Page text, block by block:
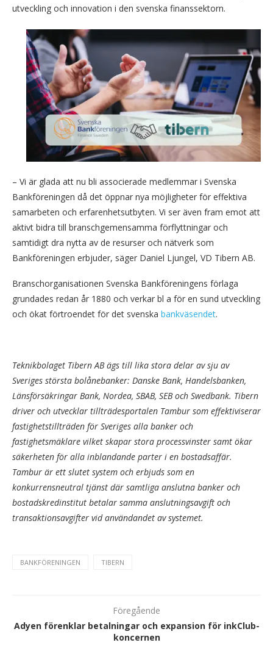
utveckling och innovation i den svenska finanssektorn.
– Vi är glada att nu bli associerade medlemmar i Svenska
Bankföreningen då det öppnar nya möjligheter för effektiva
samarbeten och erfarenhetsutbyten. Vi ser även fram emot att
aktivt bidra till branschgemensamma förflyttningar och
samtidigt dra nytta av de resurser och nätverk som
Bankföreningen erbjuder, säger Daniel Ljungel, VD Tibern AB.
Branschorganisationen Svenska Bankföreningens förlaga
grundades redan år 1880 och verkar bl a för en sund utveckling
och ökat förtroendet för det svenska bankväsendet.
Teknikbolaget Tibern AB ägs till lika stora delar av sju av
Sveriges största bolånebanker: Danske Bank, Handelsbanken,
Länsförsäkringar Bank, Nordea, SBAB, SEB och Swedbank. Tibern
driver och utvecklar tillträdesportalen Tambur som effektiviserar
fastighetstillträden för Sveriges alla banker och
fastighetsmäklare vilket skapar stora processvinster samt ökar
säkerheten för alla inblandande parter i en bostadsaffär.
Tambur är ett slutet system och erbjuds som en
konkurrensneutral tjänst där samtliga anslutna banker och
bostadskredinstitut betalar samma anslutningsavgift och
transaktionsavgifter vid användandet av systemet.
BANKFÖRENINGEN TIBERN
Föregående
Adyen förenklar betalningar och expansion för inkClub-
koncernen